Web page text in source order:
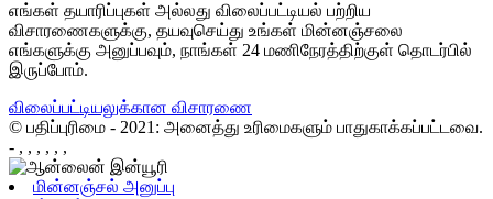
எங்கள் தயாரிப்புகள் அல்லது விலைப்பட்டியல் பற்றிய
விசாரணைகளுக்கு, தயவுசெய்து உங்கள் மின்னஞ்சலை
எங்களுக்கு அனுப்பவும், நாங்கள் 24 மணிநேரத்திற்குள் தொடர்பில்
இருப்போம்.
விலைப்பட்டியலுக்கான விசாரணை
© பதிப்புரிமை - 2021: அனைத்து உரிமைகளும் பாதுகாக்கப்பட்டவை.
- , , , , , ,
மின்னஞ்சல் அனுப்பு